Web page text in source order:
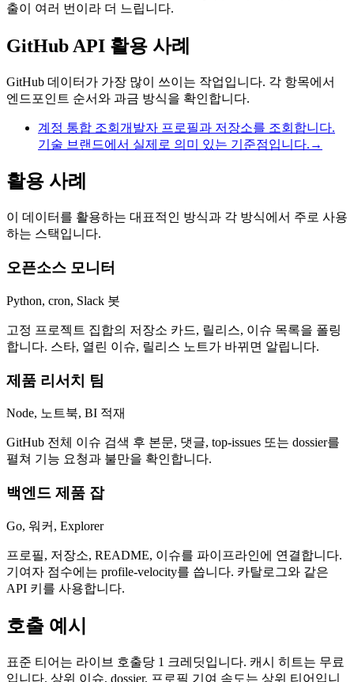
출이 여러 번이라 더 느립니다.
GitHub API 활용 사례
GitHub 데이터가 가장 많이 쓰이는 작업입니다. 각 항목에서
엔드포인트 순서와 과금 방식을 확인합니다.
계정 통합 조회 개발자 프로필과 저장소를 조회합니다.
기술 브랜드에서 실제로 의미 있는 기준점입니다. →
활용 사례
이 데이터를 활용하는 대표적인 방식과 각 방식에서 주로 사용
하는 스택입니다.
오픈소스 모니터
Python, cron, Slack 봇
고정 프로젝트 집합의 저장소 카드, 릴리스, 이슈 목록을 폴링
합니다. 스타, 열린 이슈, 릴리스 노트가 바뀌면 알립니다.
제품 리서치 팀
Node, 노트북, BI 적재
GitHub 전체 이슈 검색 후 본문, 댓글, top-issues 또는 dossier를
펼쳐 기능 요청과 불만을 확인합니다.
백엔드 제품 잡
Go, 워커, Explorer
프로필, 저장소, README, 이슈를 파이프라인에 연결합니다.
기여자 점수에는 profile-velocity를 씁니다. 카탈로그와 같은
API 키를 사용합니다.
호출 예시
표준 티어는 라이브 호출당 1 크레딧입니다. 캐시 히트는 무료
입니다. 상위 이슈, dossier, 프로필 기여 속도는 상위 티어입니